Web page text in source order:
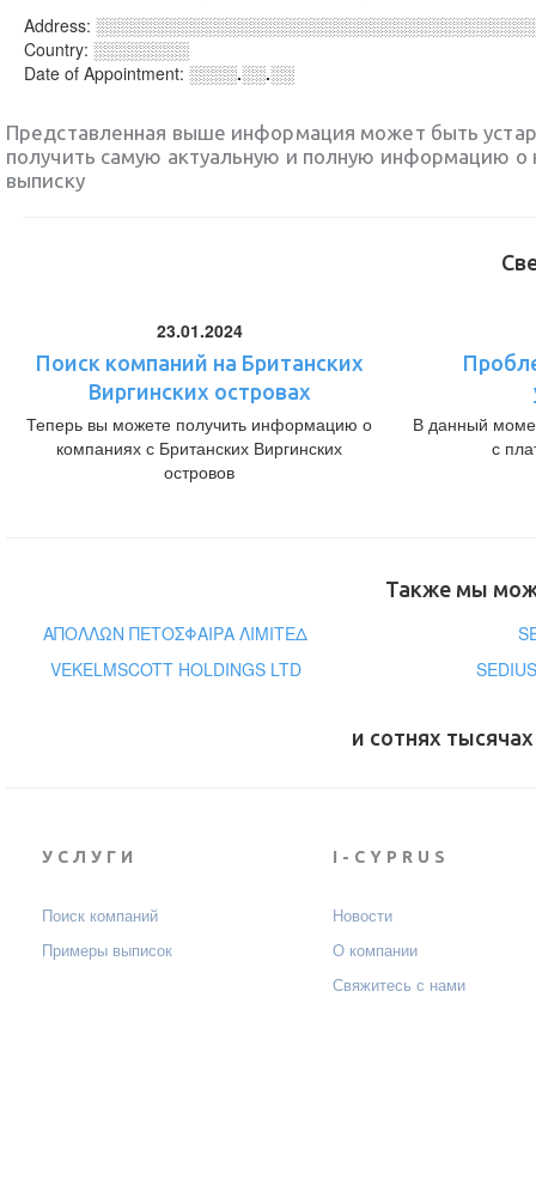
Address:
Country: ░░░░░░░░
Date of Appointment: ░░░░.░░.░░
Представленная выше информация может быть
получить самую актуальную и полную информацию о
выписку
23.01.2024
Поиск компаний на Британских
Виргинских островах
Теперь вы можете получить информацию о
компаниях с Британских Виргинских
островов
В данный
с
Также мы
ΑΠΟΛΛΩΝ ΠΕΤΟΣΦΑΙΡΑ ΛΙΜΙΤΕΔ
VEKELMSCOTT HOLDINGS LTD
и сотнях
УСЛУГИ
Поиск компаний
Примеры выписок
I-CYPRUS
Новости
О компании
Свяжитесь с нами